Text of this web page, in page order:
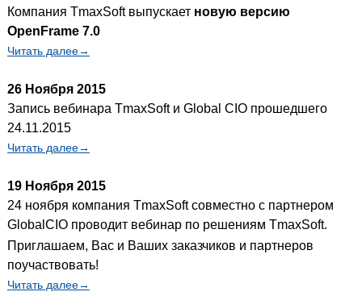
Компания TmaxSoft выпускает новую версию
OpenFrame 7.0
Читать далее→
26 Ноября 2015
Запись вебинара TmaxSoft и Global CIO прошедшего
24.11.2015
Читать далее→
19 Ноября 2015
24 ноября компания TmaxSoft совместно с партнером
GlobalCIO проводит вебинар по решениям TmaxSoft.
Приглашаем, Вас и Ваших заказчиков и партнеров
поучаствовать!
Читать далее→